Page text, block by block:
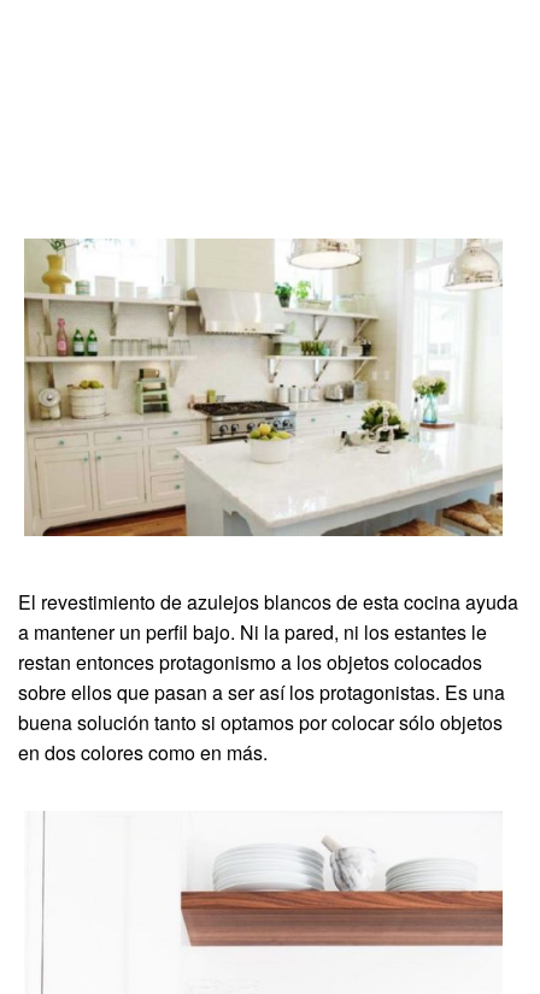
El revestimiento de azulejos blancos de esta cocina ayuda
a mantener un perfil bajo. Ni la pared, ni los estantes le
restan entonces protagonismo a los objetos colocados
sobre ellos que pasan a ser así los protagonistas. Es una
buena solución tanto si optamos por colocar sólo objetos
en dos colores como en más.